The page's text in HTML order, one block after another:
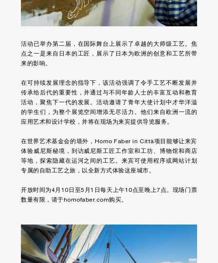
活动已举办第二届，在国际舞台上展示了卓越的大师级工艺。焦
点之一是来自日本的工匠，展示了日本为欧洲的创意和工艺所带
来的影响。
在可持续发展理念的指导下，该活动强调了令手工艺不断发展并
传承给后代的重要性，并通过与不同年龄人士的丰富互动和教育
活动，聚焦下一代的发展。活动邀请了青年大使计划中才华洋溢
的学生们，为整个展览空间增添无尽活力。他们来自欧洲一流的
应用艺术和设计学校，并将在现场为来宾提供导览服务。
在世界艺术基金会的墙外，Homo Faber in Città项目能够让来宾
体验威尼斯秘境，到访威尼斯工匠工作室和工坊、博物馆和商店
等地，探索隐藏在运河之间的工艺。来宾可使用程序或网站计划
专属的自助工艺之旅，以全新方式体验这座城市。
开放时间为4月10日至5月1日每天上午10点至晚上7点。现场门票
数量有限，请于 homofaber.com购买。